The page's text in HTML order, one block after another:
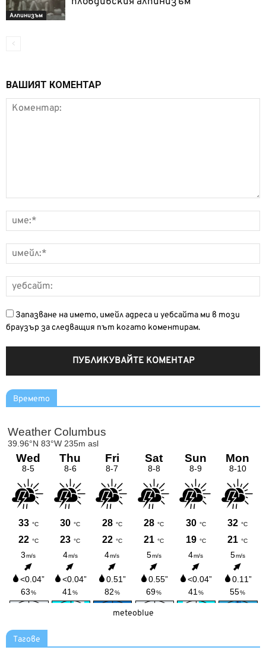
Алпинизъм
ВАШИЯТ КОМЕНТАР
Запазване на името, имейл адреса и уебсайта ми в този
браузър за следващия път когато коментирам.
Времето
meteoblue
Тагове